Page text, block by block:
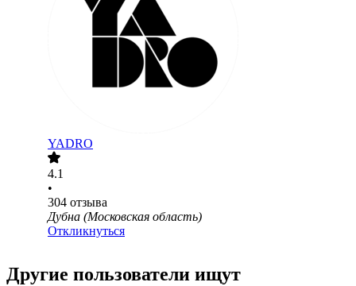
YADRO
4.1
•
304 отзыва
Дубна (Московская область)
Откликнуться
Другие пользователи ищут